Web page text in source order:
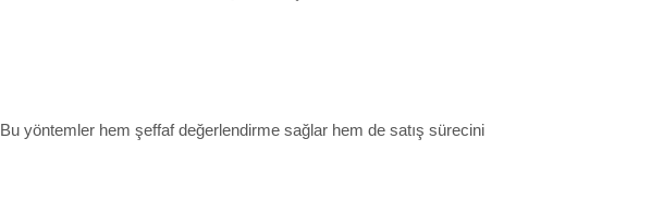
yöntemler hem şeffaf değerlendirme sağlar hem de satış sürecini